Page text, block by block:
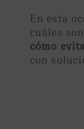
En esta
cuáles
cómo
con